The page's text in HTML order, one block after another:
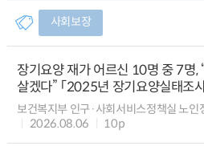
사회보장
장기요양 재가 어르신 10명 중 7명,
살겠다” 「2025년 장기요양실태조
보건복지부 인구·사회서비스정책실 노
2026.08.06
10p